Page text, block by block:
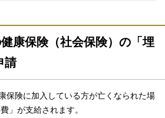
康保険（社会保険）の「埋
請
保険に加入している方が亡くなられた場
」が支給されます。